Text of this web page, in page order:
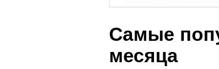
Самые
месяца